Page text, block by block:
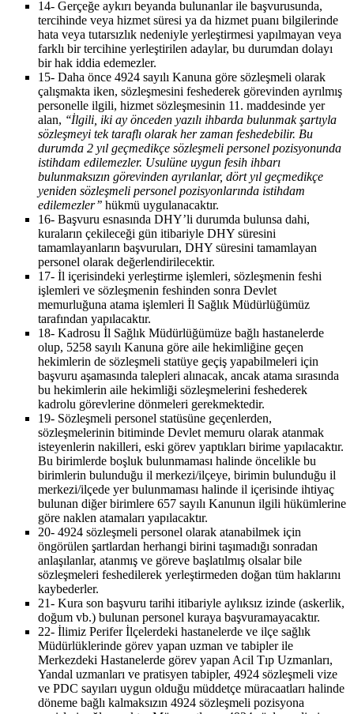
14- Gerçeğe aykırı beyanda bulunanlar ile başvurusunda,
tercihinde veya hizmet süresi ya da hizmet puanı bilgilerinde
hata veya tutarsızlık nedeniyle yerleştirmesi yapılmayan veya
farklı bir tercihine yerleştirilen adaylar, bu durumdan dolayı
bir hak iddia edemezler.
15- Daha önce 4924 sayılı Kanuna göre sözleşmeli olarak
çalışmakta iken, sözleşmesini feshederek görevinden ayrılmış
personelle ilgili, hizmet sözleşmesinin 11. maddesinde yer
alan, ‘‘İlgili, iki ay önceden yazılı ihbarda bulunmak şartıyla
sözleşmeyi tek taraflı olarak her zaman feshedebilir. Bu
durumda 2 yıl geçmedikçe sözleşmeli personel pozisyonunda
istihdam edilemezler. Usulüne uygun fesih ihbarı
bulunmaksızın görevinden ayrılanlar, dört yıl geçmedikçe
yeniden sözleşmeli personel pozisyonlarında istihdam
edilemezler’’ hükmü uygulanacaktır.
16- Başvuru esnasında DHY’li durumda bulunsa dahi,
kuraların çekileceği gün itibariyle DHY süresini
tamamlayanların başvuruları, DHY süresini tamamlayan
personel olarak değerlendirilecektir.
17- İl içerisindeki yerleştirme işlemleri, sözleşmenin feshi
işlemleri ve sözleşmenin feshinden sonra Devlet
memurluğuna atama işlemleri İl Sağlık Müdürlüğümüz
tarafından yapılacaktır.
18- Kadrosu İl Sağlık Müdürlüğümüze bağlı hastanelerde
olup, 5258 sayılı Kanuna göre aile hekimliğine geçen
hekimlerin de sözleşmeli statüye geçiş yapabilmeleri için
başvuru aşamasında talepleri alınacak, ancak atama sırasında
bu hekimlerin aile hekimliği sözleşmelerini feshederek
kadrolu görevlerine dönmeleri gerekmektedir.
19- Sözleşmeli personel statüsüne geçenlerden,
sözleşmelerinin bitiminde Devlet memuru olarak atanmak
isteyenlerin nakilleri, eski görev yaptıkları birime yapılacaktır.
Bu birimlerde boşluk bulunmaması halinde öncelikle bu
birimlerin bulunduğu il merkezi/ilçeye, birimin bulunduğu il
merkezi/ilçede yer bulunmaması halinde il içerisinde ihtiyaç
bulunan diğer birimlere 657 sayılı Kanunun ilgili hükümlerine
göre naklen atamaları yapılacaktır.
20- 4924 sözleşmeli personel olarak atanabilmek için
öngörülen şartlardan herhangi birini taşımadığı sonradan
anlaşılanlar, atanmış ve göreve başlatılmış olsalar bile
sözleşmeleri feshedilerek yerleştirmeden doğan tüm haklarını
kaybederler.
21- Kura son başvuru tarihi itibariyle aylıksız izinde (askerlik,
doğum vb.) bulunan personel kuraya başvuramayacaktır.
22- İlimiz Perifer İlçelerdeki hastanelerde ve ilçe sağlık
Müdürlüklerinde görev yapan uzman ve tabipler ile
Merkezdeki Hastanelerde görev yapan Acil Tıp Uzmanları,
Yandal uzmanları ve pratisyen tabipler, 4924 sözleşmeli vize
ve PDC sayıları uygun olduğu müddetçe müracaatları halinde
döneme bağlı kalmaksızın 4924 sözleşmeli pozisyona